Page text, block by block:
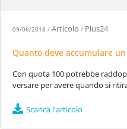
09/06/2018 / Articolo / Plus24
Quanto deve accumulare
Con quota 100 potrebbe
versare per avere quando si
Scarica l'articolo